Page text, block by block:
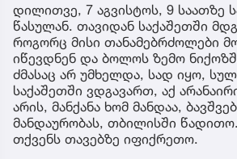
დილითვე, 7 აგვისტოს, 9 საათზე
წასულან. თავიდან საქაშეთში
როგორც მისი თანამებრძოლები
იწევდნენ და ბოლოს ზემო
ძმასაც არ უმხელდა, სად იყო,
საქაშეთში ვდგავართ, აქ
არის, მანქანა ხომ მანდაა,
მანდაურობას, თბილისში
თქვენს თავებზე იფიქრეთო.